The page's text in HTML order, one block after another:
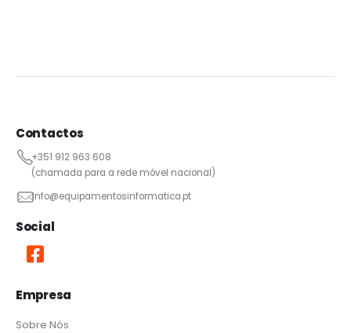
Contactos
+351 912 963 608
(chamada para a rede móvel nacional)
info@equipamentosinformatica.pt
Social
Empresa
Sobre Nós